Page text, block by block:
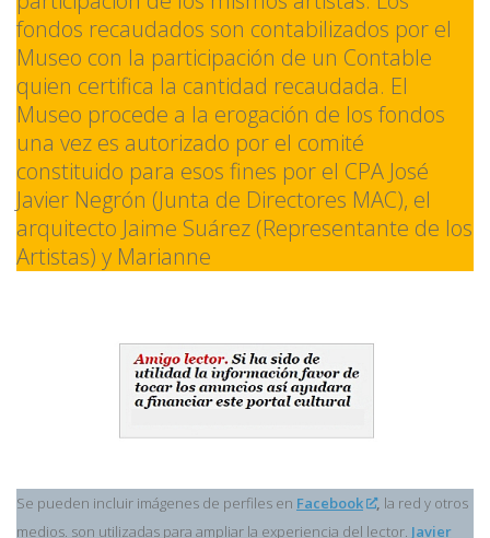
fondos recaudados son contabilizados por el
Museo con la participación de un Contable
quien certifica la cantidad recaudada. El
Museo procede a la erogación de los fondos
una vez es autorizado por el comité
constituido para esos fines por el CPA José
Javier Negrón (Junta de Directores MAC), el
arquitecto Jaime Suárez (Representante de los
Artistas) y Marianne
Se pueden incluir imágenes de perfiles en Facebook , la red y otros
medios. son utilizadas para ampliar la experiencia del lector. Javier